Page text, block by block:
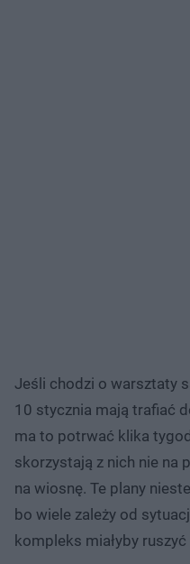
Jeśli chodzi o warsztaty
10 stycznia mają trafiać
ma to potrwać klika
skorzystają z nich nie na
na wiosnę. Te plany
bo wiele zależy od
kompleks miałyby